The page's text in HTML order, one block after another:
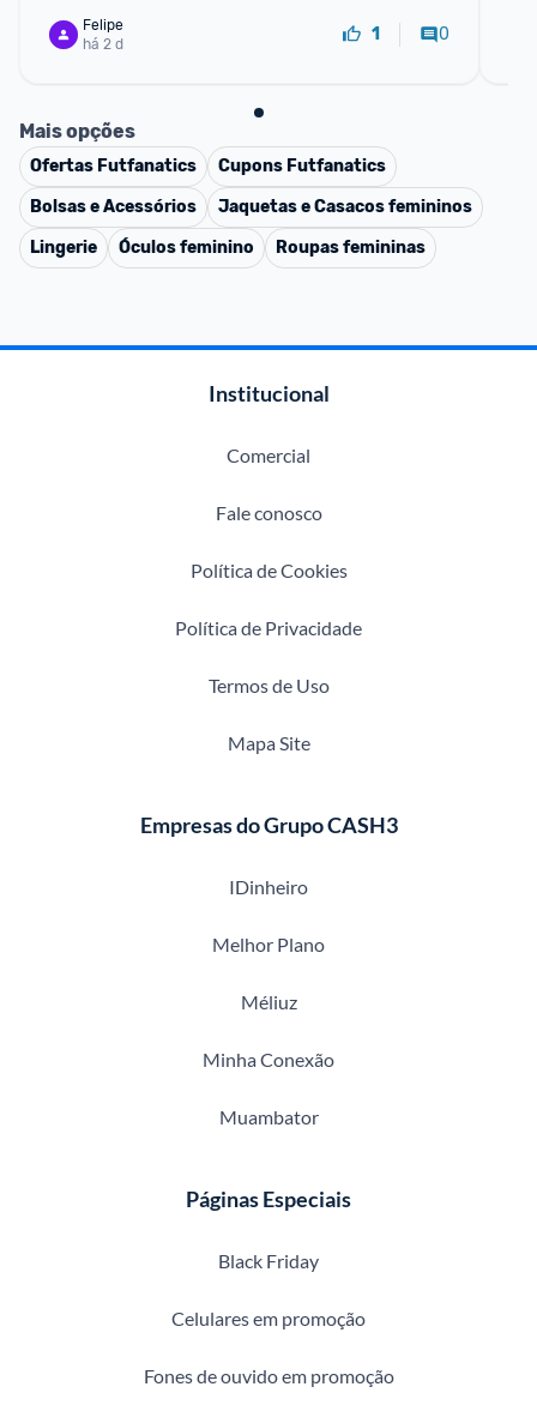
Felipe
há 2 d
1 0
Mais opções
Ofertas Futfanatics Cupons Futfanatics
Bolsas e Acessórios
Jaquetas e Casacos femininos
Lingerie
Óculos feminino Roupas femininas
Institucional
Comercial
Fale conosco
Política de Cookies
Política de Privacidade
Termos de Uso
Mapa Site
Empresas do Grupo CASH3
IDinheiro
Melhor Plano
Méliuz
Minha Conexão
Muambator
Páginas Especiais
Black Friday
Celulares em promoção
Fones de ouvido em promoção